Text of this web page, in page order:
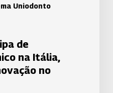
Uniodonto
de
na Itália,
no